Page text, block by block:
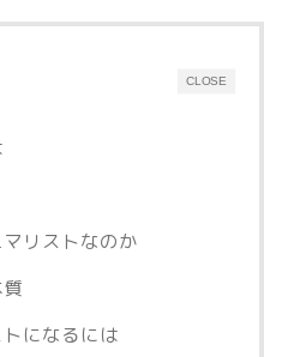
CLOSE
リストなのか
になるには